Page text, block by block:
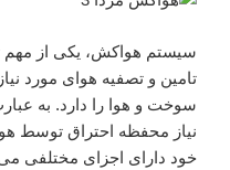
تامین و تصفیه هوای مورد
سوخت و هوا را دارد. به
خود دارای اجزای مختلفی